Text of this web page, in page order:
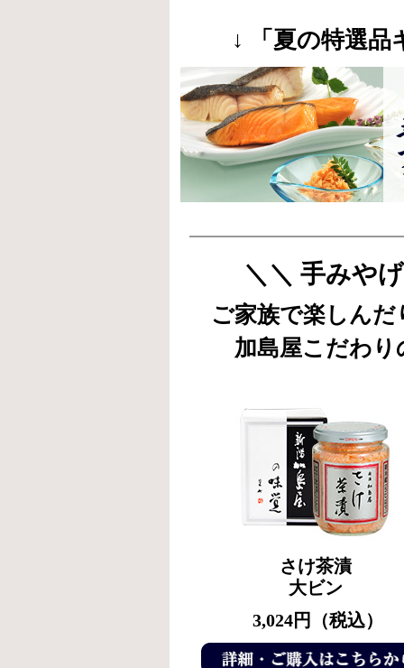
↓ 「夏の特選
＼＼ 手みや
ご家族で楽しん
加島屋こだわ
さけ茶漬
大ビン
3,024円（税込）